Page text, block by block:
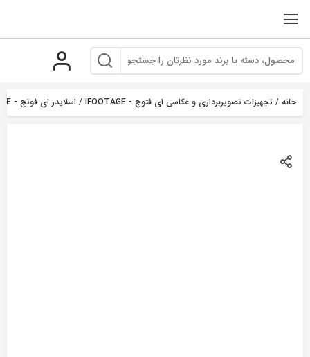
خانه / تجهیزات تصویربرداری و عکاسی ای فتوج - IFOOTAGE / اسلایدر ای فوتج - IFOOTAGE